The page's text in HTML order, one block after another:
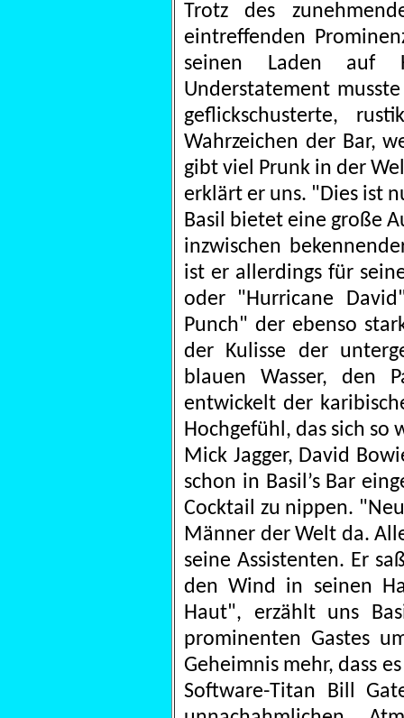
Trotz des
eintreffenden
seinen Laden auf
Understatement
geflickschusterte,
Wahrzeichen der Bar,
gibt viel Prunk in der
erklärt er uns. "Dies ist
Basil bietet eine große
inzwischen
ist er allerdings für
oder "Hurricane
Punch" der ebenso
der Kulisse der
blauen Wasser, den
entwickelt der
Hochgefühl, das sich so
Mick Jagger, David
schon in Basil’s Bar
Cocktail zu nippen.
Männer der Welt da.
seine Assistenten. Er
den Wind in seinen
Haut", erzählt uns
prominenten Gastes
Geheimnis mehr, dass
Software-Titan Bill